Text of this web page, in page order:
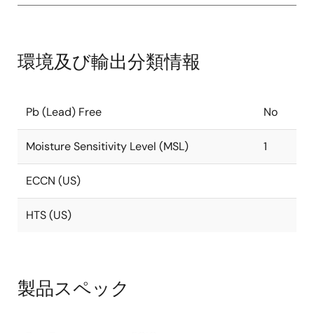
環境及び輸出分類情報
Pb (Lead) Free No
Moisture Sensitivity Level (MSL) 1
ECCN (US)
HTS (US)
製品スペック